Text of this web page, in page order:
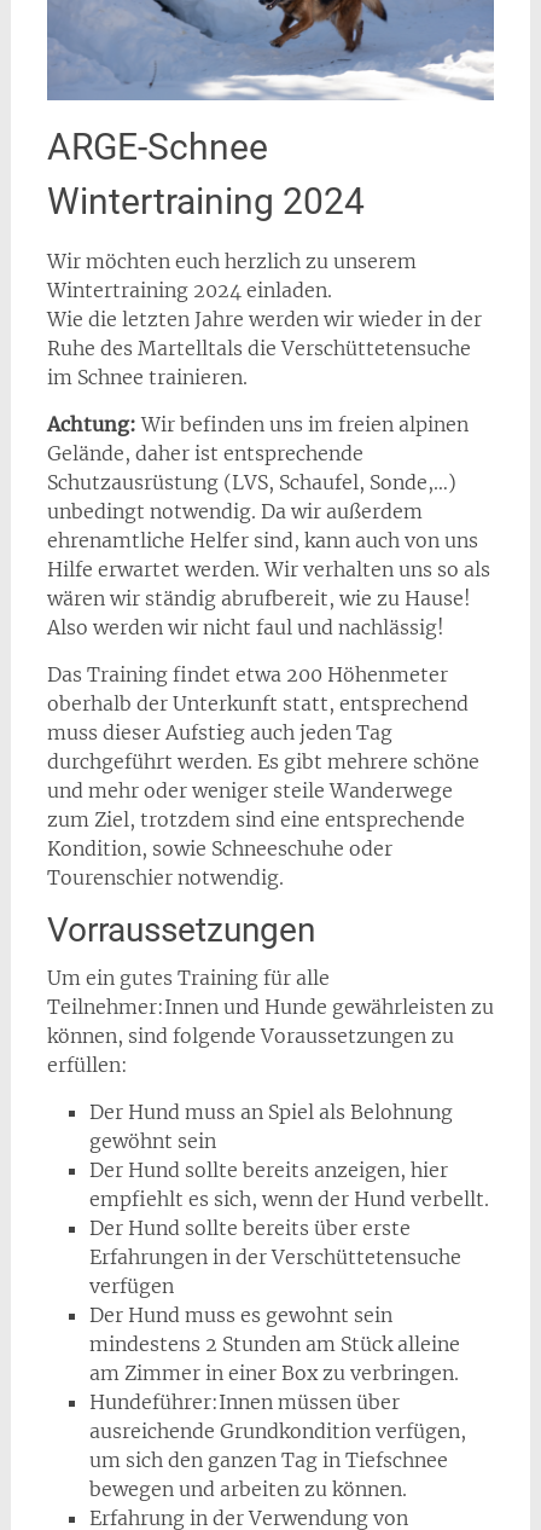
ARGE-Schnee
Wintertraining 2024
Wir möchten euch herzlich zu unserem
Wintertraining 2024 einladen.
Wie die letzten Jahre werden wir wieder in der
Ruhe des Martelltals die Verschüttetensuche
im Schnee trainieren.
Achtung: Wir befinden uns im freien alpinen
Gelände, daher ist entsprechende
Schutzausrüstung (LVS, Schaufel, Sonde,…)
unbedingt notwendig. Da wir außerdem
ehrenamtliche Helfer sind, kann auch von uns
Hilfe erwartet werden. Wir verhalten uns so als
wären wir ständig abrufbereit, wie zu Hause!
Also werden wir nicht faul und nachlässig!
Das Training findet etwa 200 Höhenmeter
oberhalb der Unterkunft statt, entsprechend
muss dieser Aufstieg auch jeden Tag
durchgeführt werden. Es gibt mehrere schöne
und mehr oder weniger steile Wanderwege
zum Ziel, trotzdem sind eine entsprechende
Kondition, sowie Schneeschuhe oder
Tourenschier notwendig.
Vorraussetzungen
Um ein gutes Training für alle
Teilnehmer:Innen und Hunde gewährleisten zu
können, sind folgende Voraussetzungen zu
erfüllen:
Der Hund muss an Spiel als Belohnung
gewöhnt sein
Der Hund sollte bereits anzeigen, hier
empfiehlt es sich, wenn der Hund verbellt.
Der Hund sollte bereits über erste
Erfahrungen in der Verschüttetensuche
verfügen
Der Hund muss es gewohnt sein
mindestens 2 Stunden am Stück alleine
am Zimmer in einer Box zu verbringen.
Hundeführer:Innen müssen über
ausreichende Grundkondition verfügen,
um sich den ganzen Tag in Tiefschnee
bewegen und arbeiten zu können.
Erfahrung in der Verwendung von